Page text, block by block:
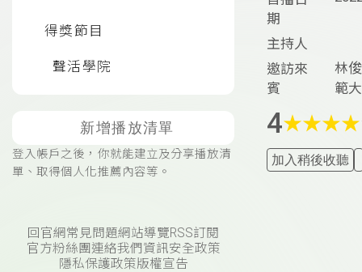
得獎節目
聲活學院
新增播放清單
登入帳戶之後，你就能建立及分享播放清
單、取得個人化推薦內容等。
回官網常見問題網站導覽RSS訂閱
官方粉絲團連絡我們 資訊安全政策
隱私保護政策版權宣告
期
主持人
邀訪來
賓
林
範
4★★★★
加入稍後收聽